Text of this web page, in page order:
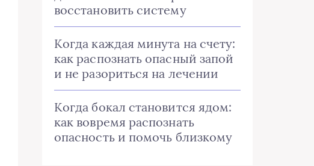
восстановить систему
Когда каждая минута на счету:
как распознать опасный запой
и не разориться на лечении
Когда бокал становится ядом:
как вовремя распознать
опасность и помочь близкому